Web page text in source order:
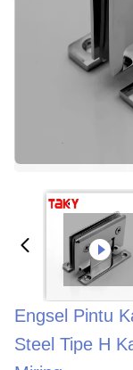
Engsel Pintu
Steel Tipe H